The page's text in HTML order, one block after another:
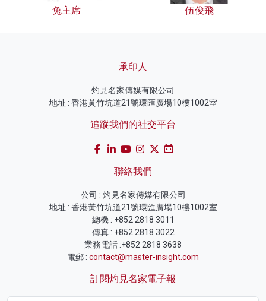
兔主席 伍俊飛
承印人
灼見名家傳媒有限公司
地址 : 香港黃竹坑道21號環匯廣場10樓1002室
追蹤我們的社交平台
聯絡我們
公司 : 灼見名家傳媒有限公司
地址 : 香港黃竹坑道21號環匯廣場10樓1002室
總機 : +852 2818 3011
傳真 : +852 2818 3022
業務電話 :+852 2818 3638
電郵 : contact@master-insight.com
訂閱灼見名家電子報